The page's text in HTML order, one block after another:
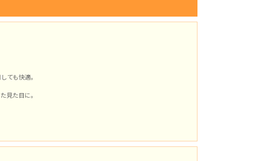
ても快適。
見た目に。